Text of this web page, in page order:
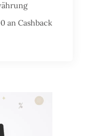
an Cashback